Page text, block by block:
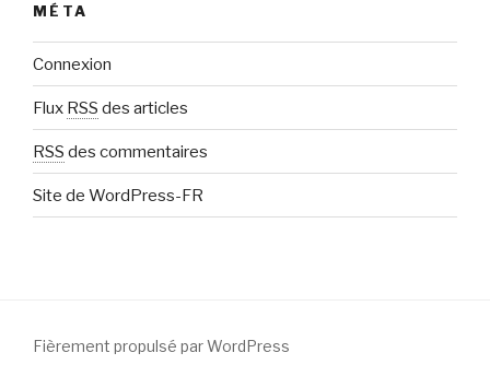
MÉTA
Connexion
Flux RSS des articles
RSS des commentaires
Site de WordPress-FR
Fièrement propulsé par WordPress